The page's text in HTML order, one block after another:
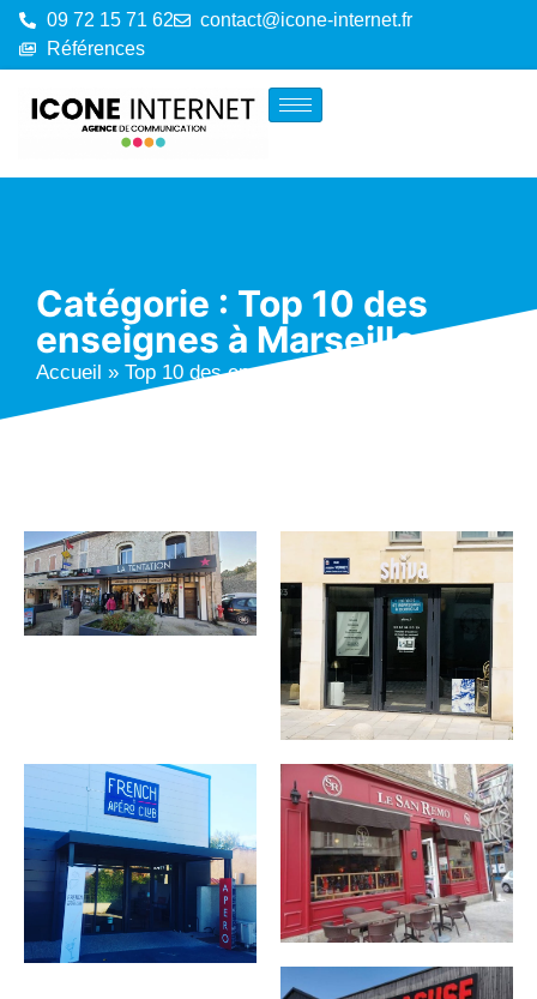
09 72 15 71 62
contact@icone-internet.fr
Références
Catégorie : Top 10 des
enseignes à Marseille
Accueil » Top 10 des enseignes à Marseille